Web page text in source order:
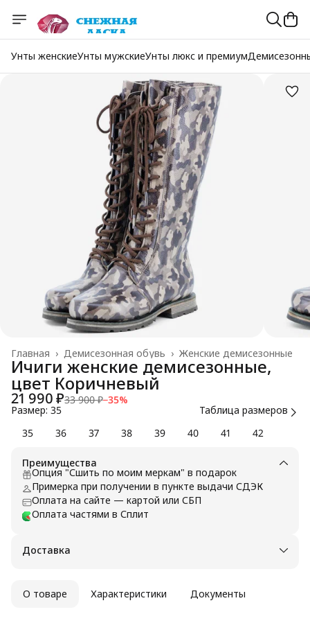
Унты женскиеУнты мужскиеУнты люкс и премиум
Женские демисезонные
Демисезонная обувь ›
Главная ›
Ичиги женские демисезонные,
цвет Коричневый
21 990 ₽33 900 ₽−35%
Размер: 35
Таблица размеров
35
36 37 38 39 40 41 42
Преимущества
Опция "Сшить по моим меркам" в подарок
Примерка при получении в пункте выдачи СДЭК
Оплата на сайте — картой или СБП
Оплата частями в Сплит
Доставка
О товаре Характеристики Документы